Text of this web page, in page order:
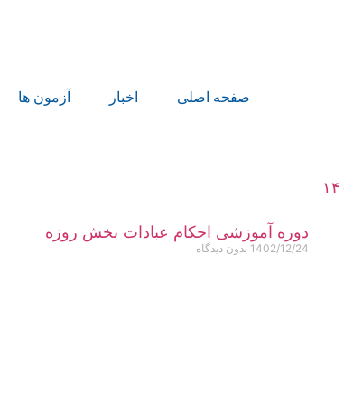
صفحه اصلی اخبار آزمون ها
دوره آموزشی احکام عبادات بخش روزه
1402/12/24 بدون دیدگاه